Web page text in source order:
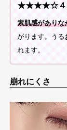
★★★★☆４
素肌感がありな
がります。うる
れます。
崩れにくさ